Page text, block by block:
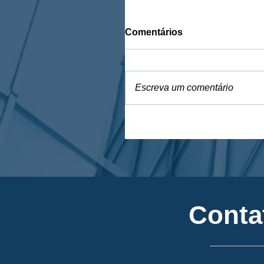
Comentários
Escreva um comentário